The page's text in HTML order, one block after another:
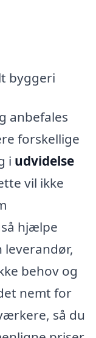
byggeri
anbefales
forskellige
i udvidelse
vil ikke
hjælpe
leverandør,
behov og
nemt for
så du